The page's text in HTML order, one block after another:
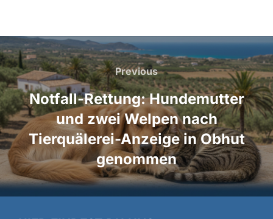
Beitragsnavigation
Previous
Previous
Notfall-Rettung: Hundemutter
und zwei Welpen nach
Tierquälerei-Anzeige in Obhut
genommen